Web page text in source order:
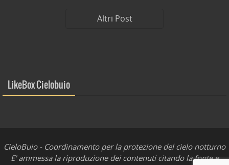
o
k
ai n
Altri Post
LikeBox Cielobuio
CieloBuio - Coordinamento per la protezione del cielo notturno
E' ammessa la riproduzione dei contenuti citando la fonte e